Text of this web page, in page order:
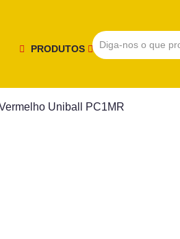
PRODUTOS
Uniball PC1MR